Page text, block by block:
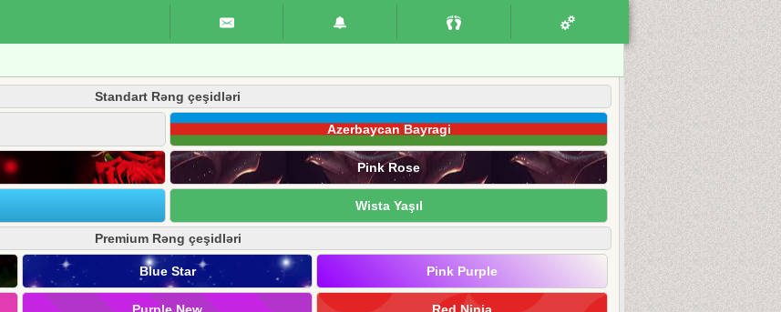
Standart Rəng çeşidləri
Azerbaycan Bayragi
Pink Rose
Wista Yaşıl
Premium Rəng çeşidləri
Blue Star Pink Purple